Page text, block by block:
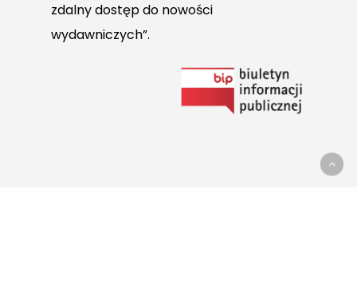
zdalny dostęp do nowości
wydawniczych”.
do